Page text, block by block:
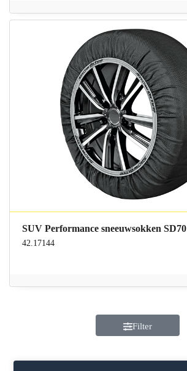
SUV Performance sneeuwsokken SD70
42.17144
Filter